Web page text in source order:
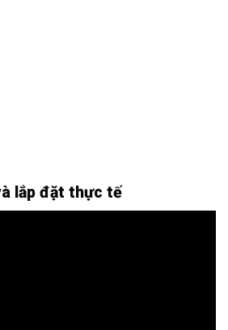
lắp đặt thực tế